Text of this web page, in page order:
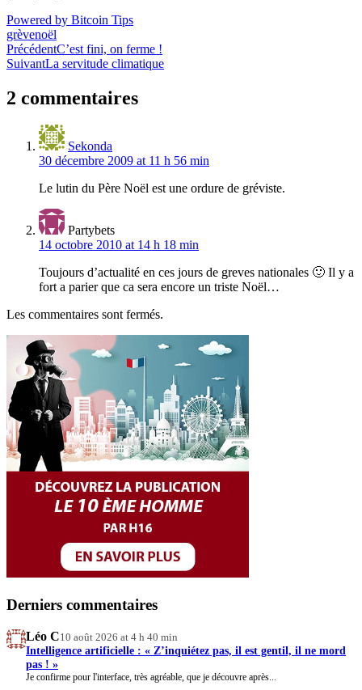
Powered by Bitcoin Tips
grèvenoël
Navigation
de
l’article
PrécédentC’est fini, on ferme !
SuivantLa servitude climatique
2 commentaires
Sekonda
30 décembre 2009 at 11 h 56 min
Le lutin du Père Noël est une ordure de gréviste.
Partybets
14 octobre 2010 at 14 h 18 min
Toujours d’actualité en ces jours de greves nationales 🙂 Il y a
fort a parier que ca sera encore un triste Noël…
Les commentaires sont fermés.
Derniers commentaires
Léo C10 août 2026 at 4 h 40 min
Intelligence artificielle : « Z’inquiétez pas, il est gentil, il ne mord
pas ! »
Je confirme pour l'interface, très agréable, que je découvre après...